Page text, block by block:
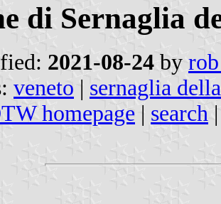
di Sernaglia
2021-08-24 by
veneto | sernaglia
homepage | search